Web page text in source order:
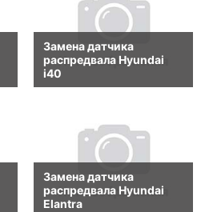
Замена датчика
распредвала Hyundai
i40
Замена датчика
распредвала Hyundai
Elantra